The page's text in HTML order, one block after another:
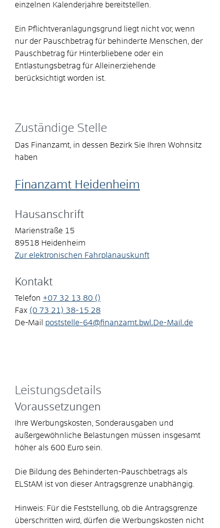
einzelnen Kalenderjahre bereitstellen.
Ein Pflichtveranlagungsgrund liegt nicht vor, wenn
nur der Pauschbetrag für behinderte Menschen, der
Pauschbetrag für Hinterbliebene oder ein
Entlastungsbetrag für Alleinerziehende
berücksichtigt worden ist.
Zuständige Stelle
Das Finanzamt, in dessen Bezirk Sie Ihren Wohnsitz
haben
Finanzamt Heidenheim
Hausanschrift
Marienstraße 15
89518 Heidenheim
Zur elektronischen Fahrplanauskunft
Kontakt
Telefon +07 32 13 80 ()
Fax (0 73 21) 38-15 28
De-Mail
poststelle-64@finanzamt.bwl.De-Mail.de
Leistungsdetails
Voraussetzungen
Ihre Werbungskosten, Sonderausgaben und
außergewöhnliche Belastungen müssen insgesamt
höher als 600 Euro sein.
Die Bildung des Behinderten-Pauschbetrags als
ELStAM ist von dieser Antragsgrenze unabhängig.
Hinweis: Für die Feststellung, ob die Antragsgrenze
überschritten wird, dürfen die Werbungskosten nicht